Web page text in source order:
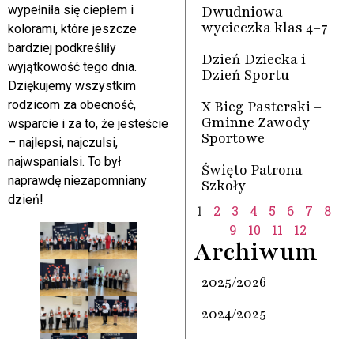
wypełniła się ciepłem i
kolorami, które jeszcze
bardziej podkreśliły
wyjątkowość tego dnia.
Dziękujemy wszystkim
rodzicom za obecność,
wsparcie i za to, że jesteście
– najlepsi, najczulsi,
najwspanialsi. To był
naprawdę niezapomniany
dzień!
Dwudniowa
wycieczka klas 4–7
Dzień Dziecka i
Dzień Sportu
X Bieg Pasterski –
Gminne Zawody
Sportowe
Święto Patrona
Szkoły
1 2 3 4 5 6 7
8
9
10 11 12
Archiwum
2025/2026
2024/2025